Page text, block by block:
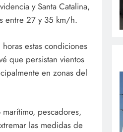
y Santa Catalina,
entre 27 y 35 km/h.
estas condiciones
que persistan vientos
en zonas del
pescadores,
las medidas de